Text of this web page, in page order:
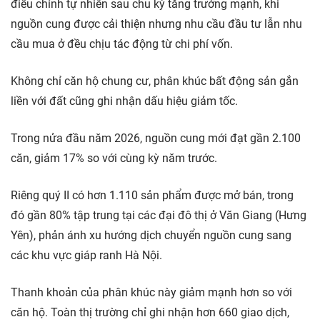
điều chỉnh tự nhiên sau chu kỳ tăng trưởng mạnh, khi
nguồn cung được cải thiện nhưng nhu cầu đầu tư lẫn nhu
cầu mua ở đều chịu tác động từ chi phí vốn.
Không chỉ căn hộ chung cư, phân khúc bất động sản gắn
liền với đất cũng ghi nhận dấu hiệu giảm tốc.
Trong nửa đầu năm 2026, nguồn cung mới đạt gần 2.100
căn, giảm 17% so với cùng kỳ năm trước.
Riêng quý II có hơn 1.110 sản phẩm được mở bán, trong
đó gần 80% tập trung tại các đại đô thị ở Văn Giang (Hưng
Yên), phản ánh xu hướng dịch chuyển nguồn cung sang
các khu vực giáp ranh Hà Nội.
Thanh khoản của phân khúc này giảm mạnh hơn so với
căn hộ. Toàn thị trường chỉ ghi nhận hơn 660 giao dịch,